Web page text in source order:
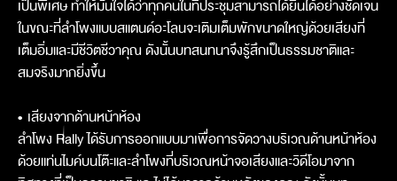
เป็นพิเศษ ทำให้มั่นใจได้ว่าทุกคนในที่ประชุมสามารถได้ยินได้อย่างชัดเจน
ในขณะที่ลำโพงแบบสแตนด์อะโลนจะเติมเต็มพักขนาดใหญ่ด้วยเสียงที่
เต็มอิ่มและมีชีวิตชีวาคุณ ดังนั้นบทสนทนาจึงรู้สึกเป็นธรรมชาติและ
สมจริงมากยิ่งขึ้น
• เสียงจากด้านหน้าห้อง
ลำโพง Rally ได้รับการออกแบบมาเพื่อการจัดวางบริเวณด้านหน้าห้อง
ด้วยแท่นไมค์บนโต๊ะและลำโพงที่บริเวณหน้าจอเสียงและวิดีโอมาจาก